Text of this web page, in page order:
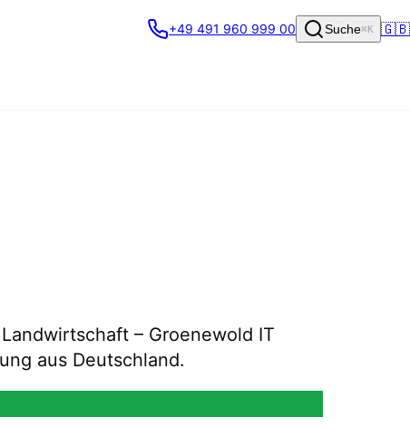
+49 491 960 999 00 Suche⌘K 🇬🇧
– Groenewold IT
aus Deutschland.